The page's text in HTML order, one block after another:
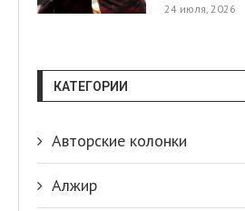
24 июля, 2026
КАТЕГОРИИ
Авторские колонки
Алжир